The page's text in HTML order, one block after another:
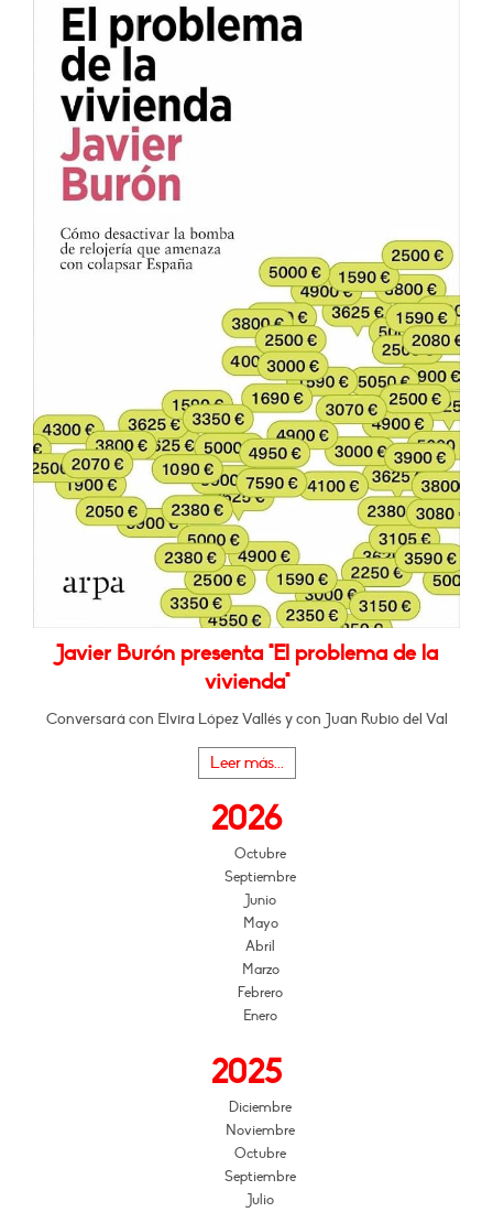
Javier Burón presenta "El problema de la
vivienda"
Conversará con Elvira López Vallés y con Juan Rubio del Val
Leer más...
2026
Octubre
Septiembre
Junio
Mayo
Abril
Marzo
Febrero
Enero
2025
Diciembre
Noviembre
Octubre
Septiembre
Julio